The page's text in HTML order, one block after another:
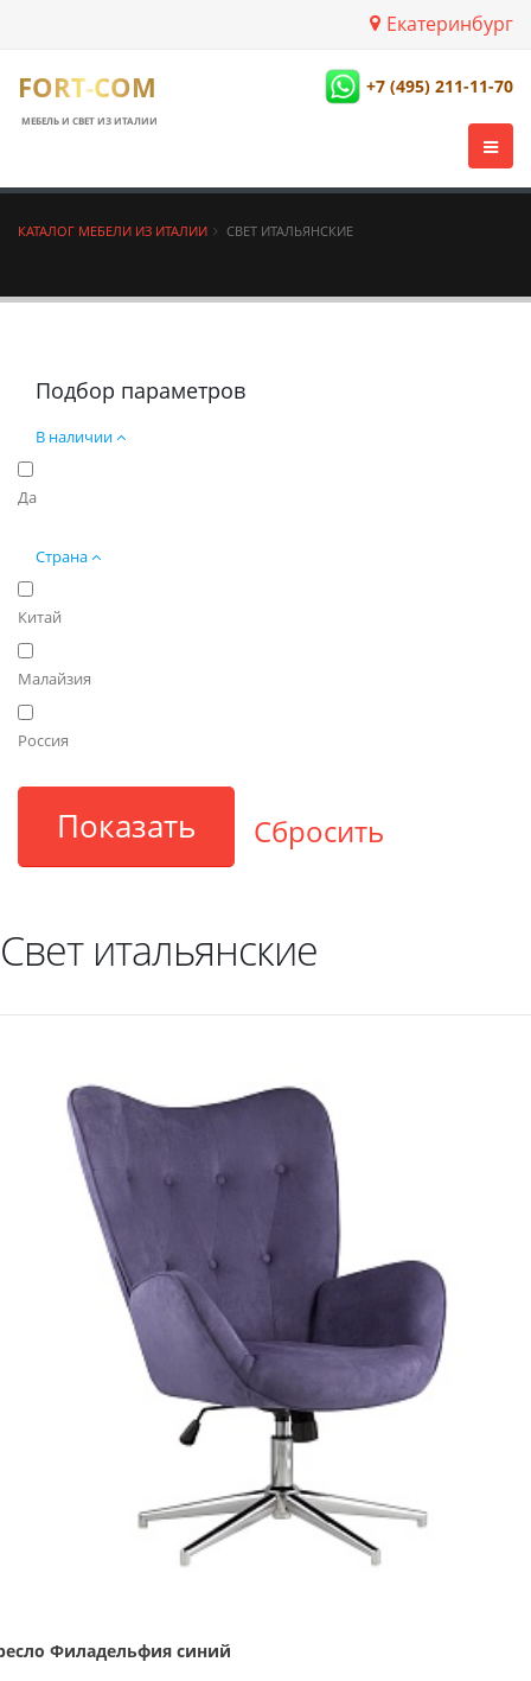
Екатеринбург
FORT-COM
МЕБЕЛЬ И СВЕТ ИЗ ИТАЛИИ
+7 (495) 211-11-70
КАТАЛОГ МЕБЕЛИ ИЗ ИТАЛИИ СВЕТ ИТАЛЬЯНСКИЕ
Подбор параметров
В наличии
Да
Страна
Китай
Малайзия
Россия
Свет итальянские
Филадельфия синий